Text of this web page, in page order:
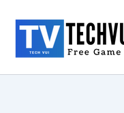
dung